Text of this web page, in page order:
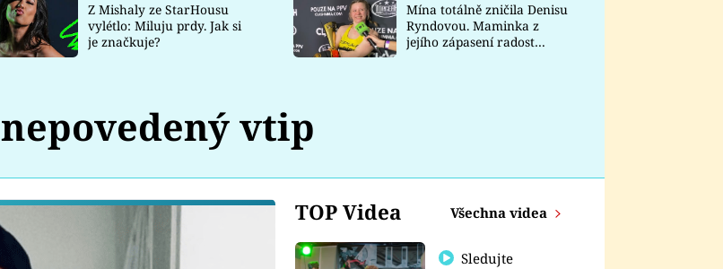
Sledujte nás
Z Mishaly ze StarHousu
vylétlo: Miluju prdy. Jak si
je značkuje?
Mína totálně zničila Denisu
Ryndovou. Maminka z
jejího zápasení radost
nepovedený vtip
TOP Videa Všechna videa
Sledujte